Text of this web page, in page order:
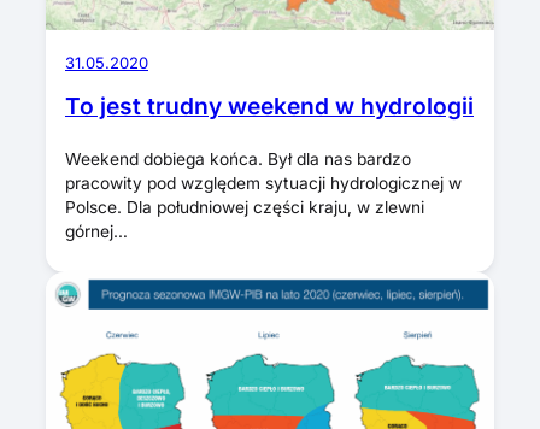
31.05.2020
To jest trudny weekend w hydrologii
Weekend dobiega końca. Był dla nas bardzo
pracowity pod względem sytuacji hydrologicznej w
Polsce. Dla południowej części kraju, w zlewni
górnej…